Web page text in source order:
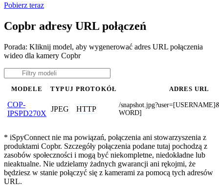
Pobierz teraz
Copbr adresy URL połączeń
Porada: Kliknij model, aby wygenerować adres URL połączenia
wideo dla kamery Copbr
MODELE TYPUJ PROTOKÓŁ ADRES URL
COP-
IPSPD270X
JPEG HTTP
/
WORD]
* iSpyConnect nie ma powiązań, połączenia ani stowarzyszenia z
produktami Copbr. Szczegóły połączenia podane tutaj pochodzą z
zasobów społeczności i mogą być niekompletne, niedokładne lub
nieaktualne. Nie udzielamy żadnych gwarancji ani rękojmi, że
będziesz w stanie połączyć się z kamerami za pomocą tych adresów
URL.